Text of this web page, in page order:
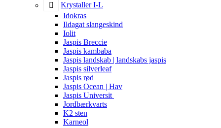
Krystaller I-L
Idokras
Ildagat slangeskind
Iolit
Jaspis Breccie
Jaspis kambaba
Jaspis landskab | landskabs jaspis
Jaspis silverleaf
Jaspis rød
Jaspis Ocean | Hav
Jaspis Universit
Jordbærkvarts
K2 sten
Karneol